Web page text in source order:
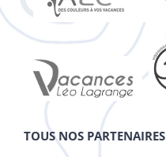
TOUS NOS PARTENAIRES